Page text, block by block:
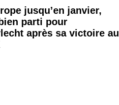
jusqu’en janvier,
parti pour
après sa victoire au